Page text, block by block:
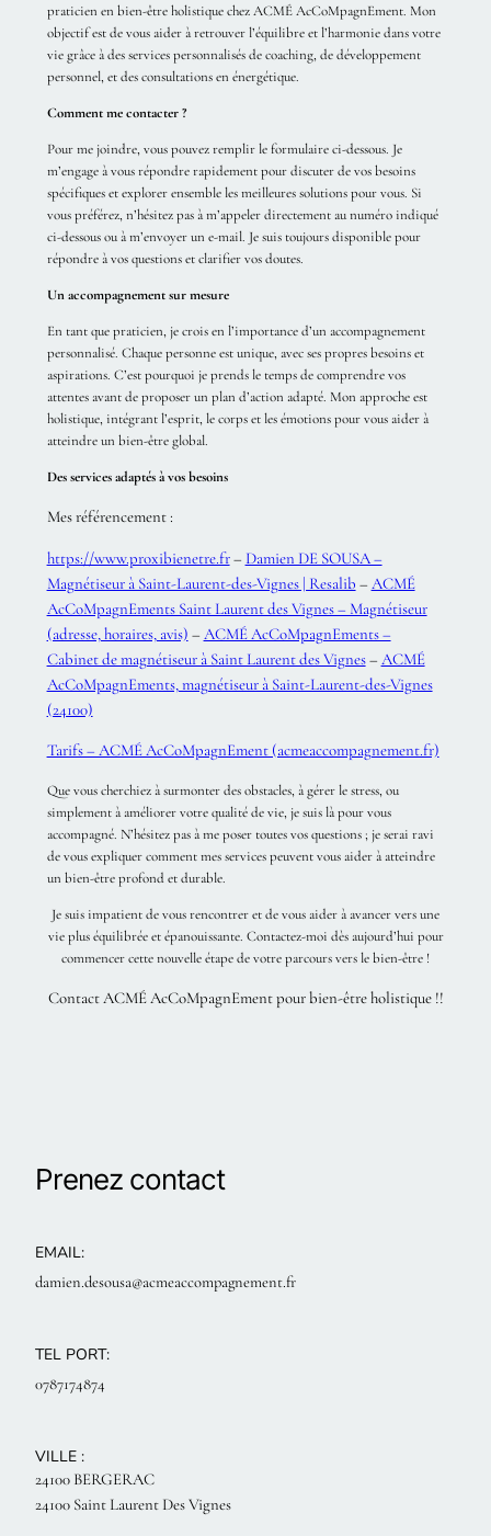
praticien en bien-être holistique chez ACMÉ AcCoMpagnEment. Mon
objectif est de vous aider à retrouver l’équilibre et l’harmonie dans votre
vie grâce à des services personnalisés de coaching, de développement
personnel, et des consultations en énergétique.
Comment me contacter ?
Pour me joindre, vous pouvez remplir le formulaire ci-dessous. Je
m’engage à vous répondre rapidement pour discuter de vos besoins
spécifiques et explorer ensemble les meilleures solutions pour vous. Si
vous préférez, n’hésitez pas à m’appeler directement au numéro indiqué
ci-dessous ou à m’envoyer un e-mail. Je suis toujours disponible pour
répondre à vos questions et clarifier vos doutes.
Un accompagnement sur mesure
En tant que praticien, je crois en l’importance d’un accompagnement
personnalisé. Chaque personne est unique, avec ses propres besoins et
aspirations. C’est pourquoi je prends le temps de comprendre vos
attentes avant de proposer un plan d’action adapté. Mon approche est
holistique, intégrant l’esprit, le corps et les émotions pour vous aider à
atteindre un bien-être global.
Des services adaptés à vos besoins
Mes référencement :
https://www.proxibienetre.fr– Damien DE SOUSA –
Magnétiseur à Saint-Laurent-des-Vignes | Resalib – ACMÉ
AcCoMpagnEments Saint Laurent des Vignes – Magnétiseur
(adresse, horaires, avis) – ACMÉ AcCoMpagnEments –
Cabinet de magnétiseur à Saint Laurent des Vignes– ACMÉ
AcCoMpagnEments, magnétiseur à Saint-Laurent-des-Vignes
(24100)
Tarifs – ACMÉ AcCoMpagnEment (acmeaccompagnement.fr)
Que vous cherchiez à surmonter des obstacles, à gérer le stress, ou
simplement à améliorer votre qualité de vie, je suis là pour vous
accompagné. N’hésitez pas à me poser toutes vos questions ; je serai ravi
de vous expliquer comment mes services peuvent vous aider à atteindre
un bien-être profond et durable.
Je suis impatient de vous rencontrer et de vous aider à avancer vers une
vie plus équilibrée et épanouissante. Contactez-moi dès aujourd’hui pour
commencer cette nouvelle étape de votre parcours vers le bien-être !
Contact ACMÉ AcCoMpagnEment pour bien-être holistique !!
Prenez contact
EMAIL:
damien.desousa@acmeaccompagnement.fr
TEL PORT:
0787174874
VILLE :
24100 BERGERAC
24100 Saint Laurent Des Vignes